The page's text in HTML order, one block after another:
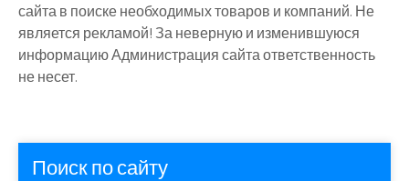
сайта в поиске необходимых товаров и компаний. Не
является рекламой! За неверную и изменившуюся
информацию Администрация сайта ответственность
не несет.
Поиск по сайту